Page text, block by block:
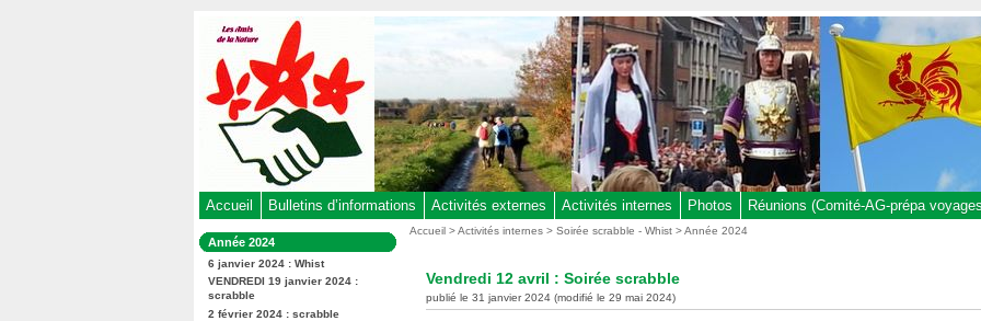
Accueil Bulletins d’informations Activités externes Activités internes Photos Réunions (Comité-AG-prépa
Dans
la
rubrique
:
Année 2024
6 janvier 2024 : Whist
VENDREDI 19 janvier 2024 :
scrabble
2 février 2024 : scrabble
Vous
Accueil >Activités internes >Soirée scrabble - Whist >Année 2024
Vendredi 12 avril : Soirée scrabble
publié le 31 janvier 2024 (modifié le 29 mai 2024)